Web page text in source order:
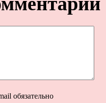
обязательно